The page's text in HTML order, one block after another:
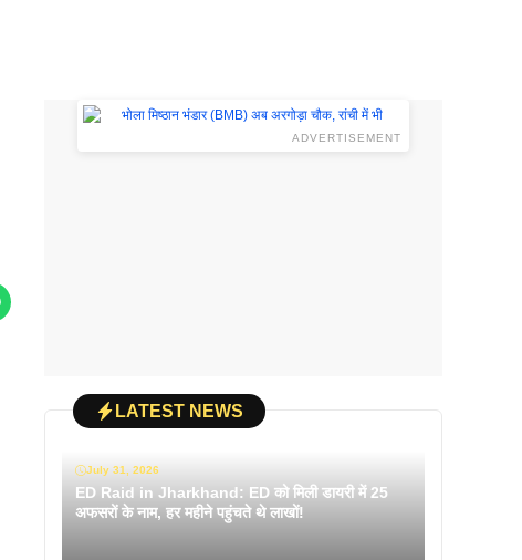
ADVERTISEMENT
LATEST NEWS
July 31, 2026
ED Raid in Jharkhand: ED को मिली डायरी में 25
अफसरों के नाम, हर महीने पहुंचते थे लाखों!